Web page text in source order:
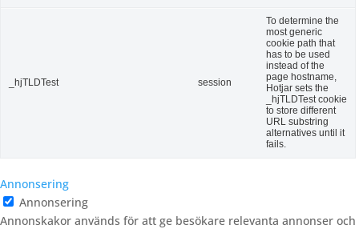
_hjTLDTest session
To determine the
most generic
cookie path that
has to be used
instead of the
page hostname,
Hotjar sets the
_hjTLDTest cookie
to store different
URL substring
alternatives until it
fails.
Annonsering
Annonsering
Annonskakor används för att ge besökare relevanta annonser och